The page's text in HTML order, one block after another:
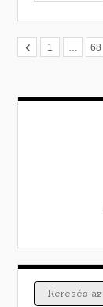
1 68